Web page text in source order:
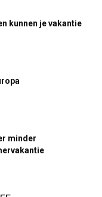
kunnen je vakantie
minder